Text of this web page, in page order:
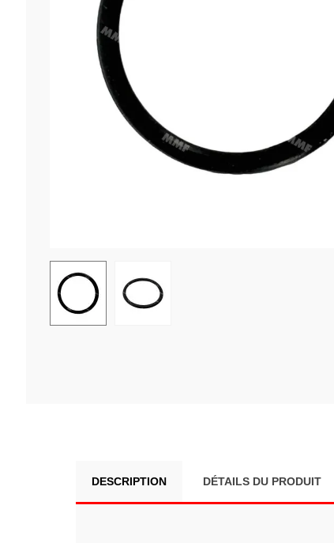
DESCRIPTION DÉTAILS DU PRODUIT